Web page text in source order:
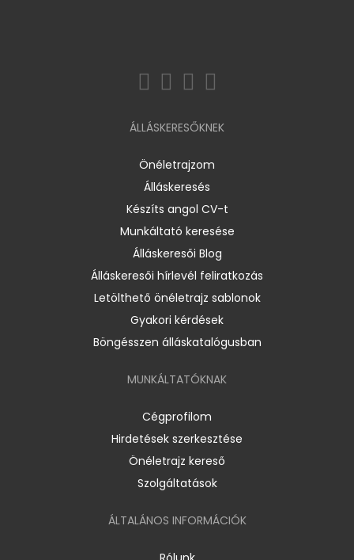
ÁLLÁSKERESŐKNEK
Önéletrajzom
Álláskeresés
Készíts angol CV-t
Munkáltató keresése
Álláskeresői Blog
Álláskeresői hírlevél feliratkozás
Letölthető önéletrajz sablonok
Gyakori kérdések
Böngésszen álláskatalógusban
MUNKÁLTATÓKNAK
Cégprofilom
Hirdetések szerkesztése
Önéletrajz kereső
Szolgáltatások
ÁLTALÁNOS INFORMÁCIÓK